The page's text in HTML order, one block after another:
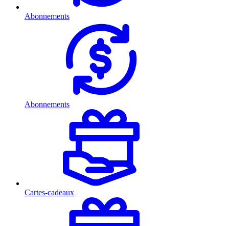
Abonnements
Abonnements
Cartes-cadeaux